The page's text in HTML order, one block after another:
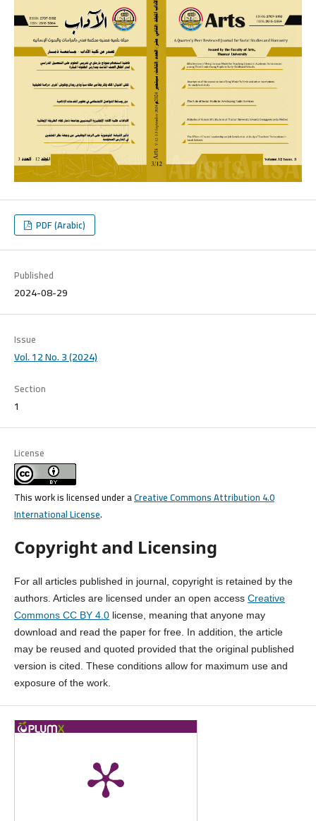
PDF (Arabic)
Published
2024-08-29
Issue
Vol. 12 No. 3 (2024)
Section
1
License
This work is licensed under aCreative Commons Attribution 4.0
International License.
Copyright and Licensing
For all articles published in journal, copyright is retained by the
authors. Articles are licensed under an open access Creative
Commons CC BY 4.0 license, meaning that anyone may
download and read the paper for free. In addition, the article
may be reused and quoted provided that the original published
version is cited. These conditions allow for maximum use and
exposure of the work.